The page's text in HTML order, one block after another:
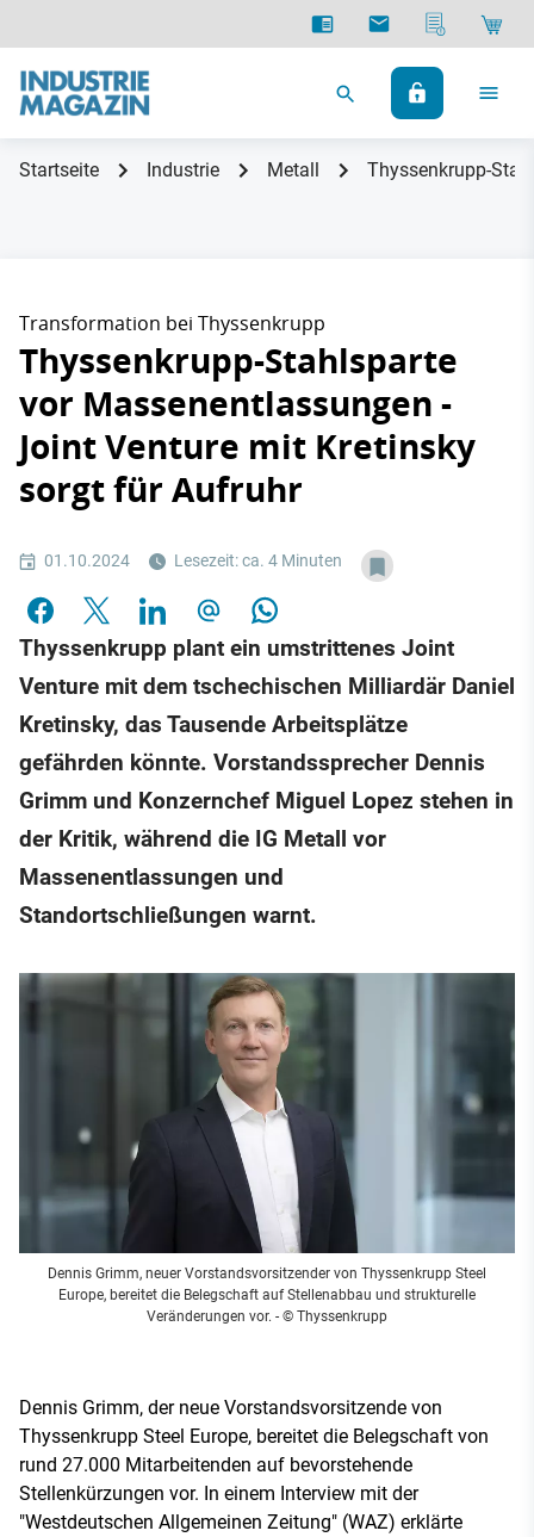
Startseite Industrie Metall Thyssenkrupp-
Transformation bei Thyssenkrupp
Thyssenkrupp-Stahlsparte
vor Massenentlassungen -
Joint Venture mit Kretinsky
sorgt für Aufruhr
01.10.2024 Lesezeit: ca. 4 Minuten
Thyssenkrupp plant ein umstrittenes Joint
Venture mit dem tschechischen Milliardär Daniel
Kretinsky, das Tausende Arbeitsplätze
gefährden könnte. Vorstandssprecher Dennis
Grimm und Konzernchef Miguel Lopez stehen in
der Kritik, während die IG Metall vor
Massenentlassungen und
Standortschließungen warnt.
Dennis Grimm, neuer Vorstandsvorsitzender von Thyssenkrupp Steel
Europe, bereitet die Belegschaft auf Stellenabbau und strukturelle
Veränderungen vor. - © Thyssenkrupp
Dennis Grimm, der neue Vorstandsvorsitzende von
Thyssenkrupp Steel Europe, bereitet die Belegschaft von
rund 27.000 Mitarbeitenden auf bevorstehende
Stellenkürzungen vor. In einem Interview mit der
"Westdeutschen Allgemeinen Zeitung" (WAZ) erklärte